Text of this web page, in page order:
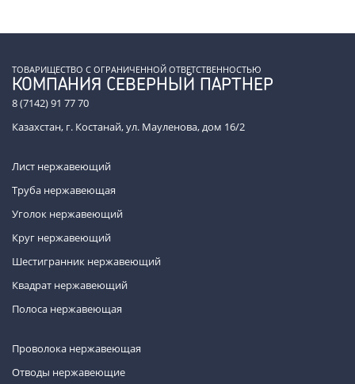
ТОВАРИЩЕСТВО С ОГРАНИЧЕННОЙ ОТВЕТСТВЕННОСТЬЮ
КОМПАНИЯ СЕВЕРНЫЙ ПАРТНЕР
8 (7142) 91 77 70
Казахстан, г. Костанай, ул. Мауленова, дом 16/2
Лист нержавеющий
Труба нержавеющая
Уголок нержавеющий
Круг нержавеющий
Шестигранник нержавеющий
Квадрат нержавеющий
Полоса нержавеющая
Проволока нержавеющая
Отводы нержавеющие